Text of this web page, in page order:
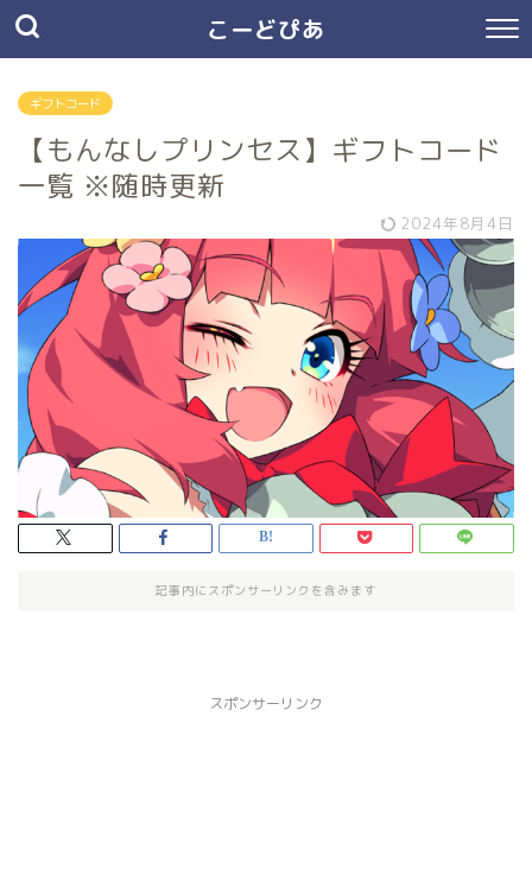
こーどぴあ
ギフトコード
【もんなしプリンセス】ギフトコード
一覧 ※随時更新
2024年8月4日
記事内にスポンサーリンクを含みます
スポンサーリンク